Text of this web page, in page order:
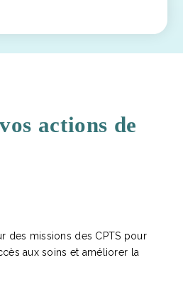
actions de
des missions des CPTS pour
aux soins et améliorer la